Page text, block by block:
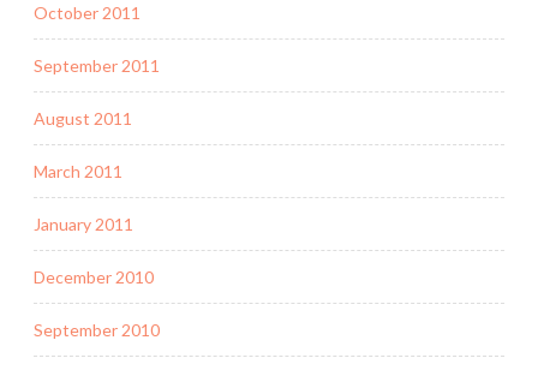
October 2011
September 2011
August 2011
March 2011
January 2011
December 2010
September 2010